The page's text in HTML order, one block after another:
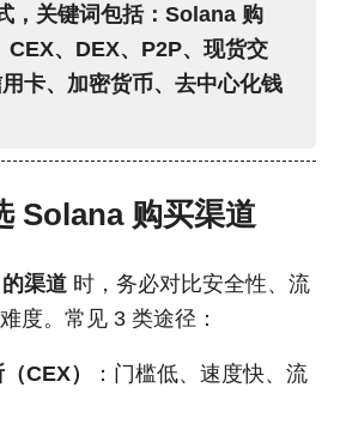
，关键词包括：Solana 购
CEX、DEX、P2P、现货交
卡、加密货币、去中心化钱
Solana 购买渠道
渠道 时，务必对比安全性、流
度。常见 3 类途径：
CEX）
：门槛低、速度快、流